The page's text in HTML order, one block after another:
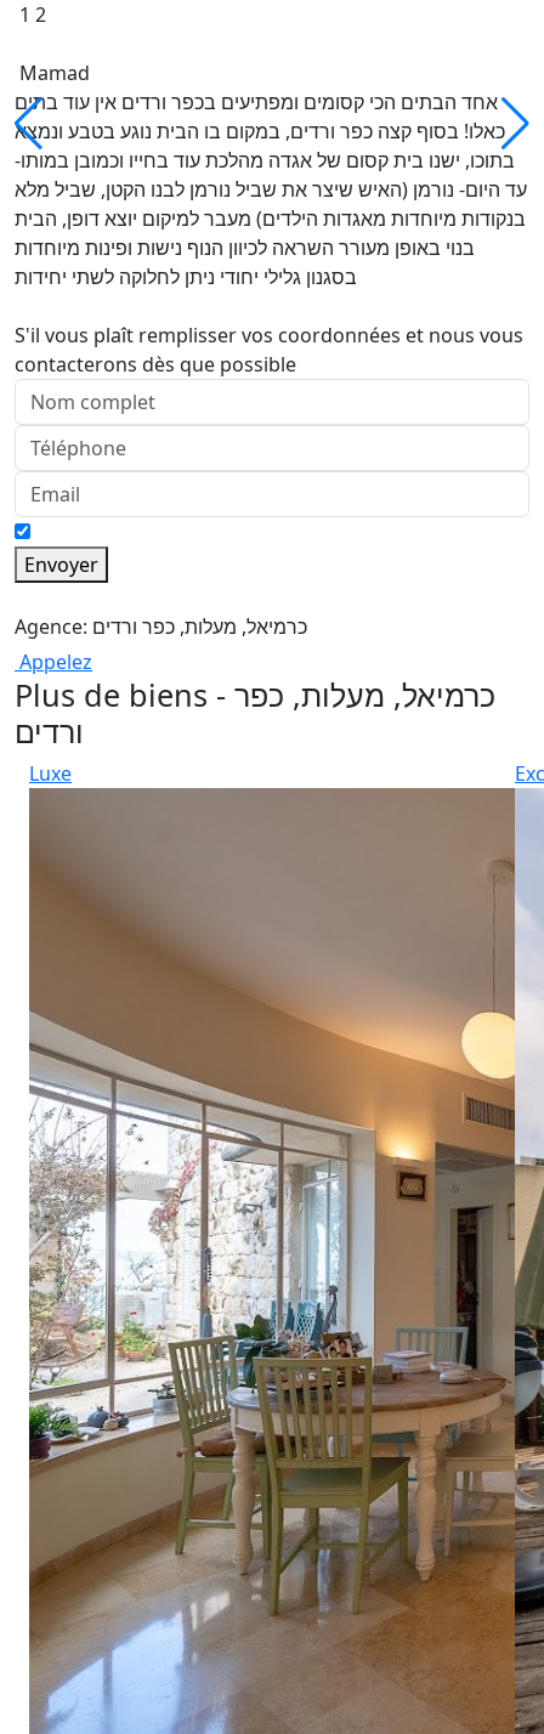
1 2
Mamad
אחד הבתים הכי קסומים ומפתיעים בכפר ורדים אין עוד בתים
כאלו! בסוף קצה כפר ורדים, במקום בו הבית נוגע בטבע ונמצא
בתוכו, ישנו בית קסום של אגדה מהלכת עוד בחייו וכמובן במותו-
עד היום- נורמן (האיש שיצר את שביל נורמן לבנו הקטן, שביל מלא
בנקודות מיוחדות מאגדות הילדים) מעבר למיקום יוצא דופן, הבית
בנוי באופן מעורר השראה לכיוון הנוף נישות ופינות מיוחדות
בסגנון גלילי יחודי ניתן לחלוקה לשתי יחידות
S'il vous plaît remplisser vos coordonnées et nous vous
contacterons dès que possible
Envoyer
Agence: כרמיאל, מעלות, כפר ורדים
Appelez
Plus de biens - כרמיאל, מעלות, כפר
ורדים
Luxe